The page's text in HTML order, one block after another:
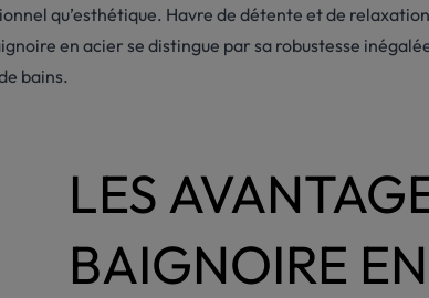
qu’esthétique. Havre de détente et de
en acier se distingue par sa robustesse
bains.
LES
BAIGNOIRE